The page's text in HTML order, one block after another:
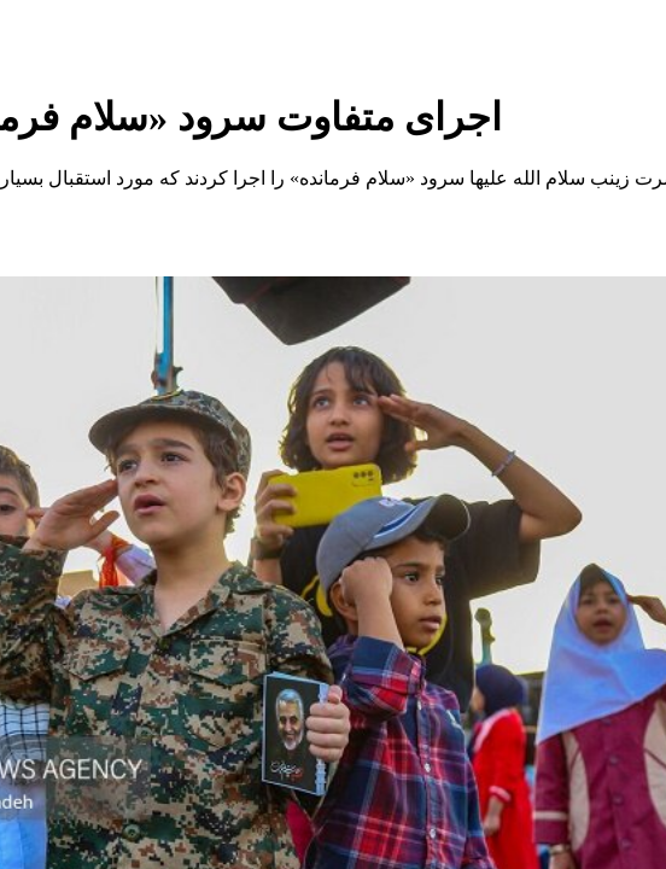
اجرای متفاوت سرود «سلام
سلام الله علیها سرود «سلام فرمانده» را اجرا کردند که مورد استقبال